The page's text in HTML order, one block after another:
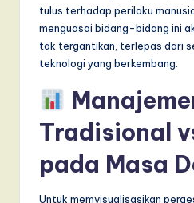
tulus terhadap perilaku
menguasai bidang-bidang ini
tak tergantikan, terlepas dari
teknologi yang berkembang.
Tradisional
pada Masa
Untuk memvisualisasikan